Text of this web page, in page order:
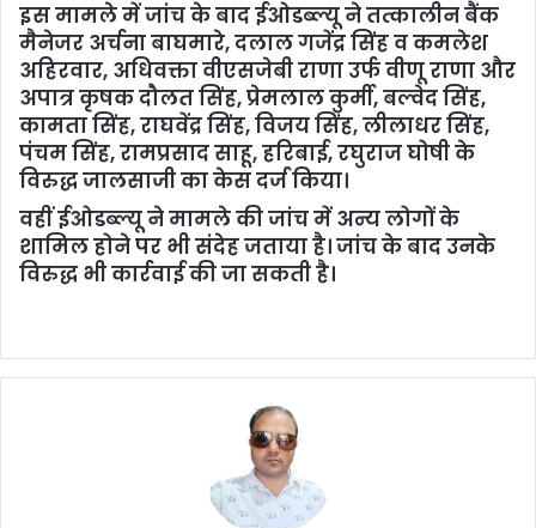
इस मामले में जांच के बाद ईओडब्ल्यू ने तत्कालीन बैंक
मैनेजर अर्चना बाघमारे, दलाल गजेंद्र सिंह व कमलेश
अहिरवार, अधिवक्ता वीएसजेबी राणा उर्फ वीणू राणा और
अपात्र कृषक दौलत सिंह, प्रेमलाल कुर्मी, बल्वेद सिंह,
कामता सिंह, राघवेंद्र सिंह, विजय सिंह, लीलाधर सिंह,
पंचम सिंह, रामप्रसाद साहू, हरिबाई, रघुराज घोषी के
विरुद्ध जालसाजी का केस दर्ज किया।
वहीं ईओडब्ल्यू ने मामले की जांच में अन्य लोगों के
शामिल होने पर भी संदेह जताया है। जांच के बाद उनके
विरुद्ध भी कार्रवाई की जा सकती है।